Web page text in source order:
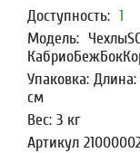
Доступность: 1
Модель:
Упаковка:
см
Вес: 3 кг
Артикул